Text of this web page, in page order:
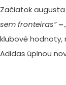
Začiatok
sem fronteiras“‒
klubové
Adidas úplnou